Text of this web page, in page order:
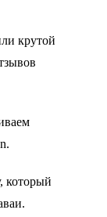
крутой
.
который